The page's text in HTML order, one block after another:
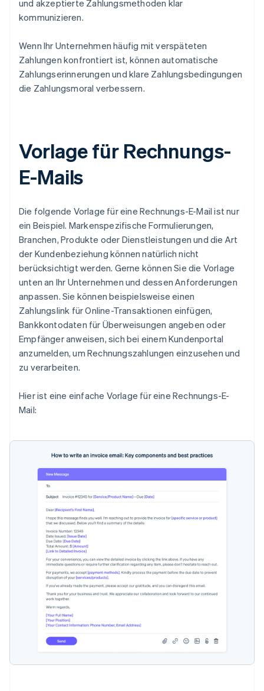
und akzeptierte Zahlungsmethoden klar
kommunizieren.
Wenn Ihr Unternehmen häufig mit verspäteten
Zahlungen konfrontiert ist, können automatische
Zahlungserinnerungen und klare Zahlungsbedingungen
die Zahlungsmoral verbessern.
Vorlage für Rechnungs-
E-Mails
Die folgende Vorlage für eine Rechnungs-E-Mail ist nur
ein Beispiel. Markenspezifische Formulierungen,
Branchen, Produkte oder Dienstleistungen und die Art
der Kundenbeziehung können natürlich nicht
berücksichtigt werden. Gerne können Sie die Vorlage
unten an Ihr Unternehmen und dessen Anforderungen
anpassen. Sie können beispielsweise einen
Zahlungslink für Online-Transaktionen einfügen,
Bankkontodaten für Überweisungen angeben oder
Empfänger anweisen, sich bei einem Kundenportal
anzumelden, um Rechnungszahlungen einzusehen und
zu verarbeiten.
Hier ist eine einfache Vorlage für eine Rechnungs-E-
Mail: